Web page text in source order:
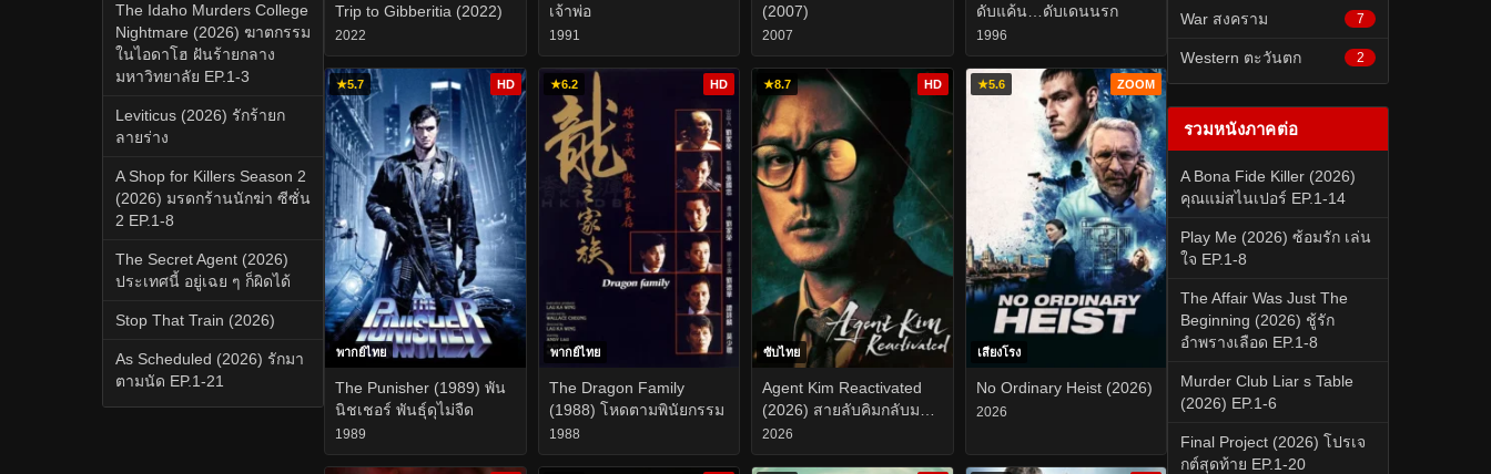
The Idaho Murders College
Nightmare (2026) ฆาตกรรม
ในไอดาโฮ ฝันร้ายกลาง
มหาวิทยาลัย EP.1-3
Leviticus (2026) รักร้ายก
ลายร่าง
A Shop for Killers Season 2
(2026) มรดกร้านนักฆ่า ซีซั่น
2 EP.1-8
The Secret Agent (2026)
ประเทศนี้ อยู่เฉย ๆ ก็ผิดได้
Stop That Train (2026)
As Scheduled (2026) รักมา
ตามนัด EP.1-21
Trip to Gibberitia (2022)
2022
เจ้าพ่อ
1991
(2007)
2007
ดับแค้น…ดับเดนนรก
1996
★5.7 HD
พากย์ไทย
The Punisher (1989) พัน
นิชเชอร์ พันธุ์ดุไม่จืด
1989
★6.2 HD
พากย์ไทย
The Dragon Family
(1988) โหดตามพินัยกรรม
1988
★8.7 HD
ซับไทย
Agent Kim Reactivated
(2026) สายลับคิมกลับมา
แล้ว EP.1-10
2026
★5.6 ZOOM
เสียงโรง
No Ordinary Heist (2026)
2026
War สงคราม 7
Western ตะวันตก 2
รวมหนังภาคต่อ
A Bona Fide Killer (2026)
คุณแม่สไนเปอร์ EP.1-14
Play Me (2026) ซ้อมรัก เล่น
ใจ EP.1-8
The Affair Was Just The
Beginning (2026) ชู้รัก
อำพรางเลือด EP.1-8
Murder Club Liar s Table
(2026) EP.1-6
Final Project (2026) โปรเจ
กต์สุดท้าย EP.1-20